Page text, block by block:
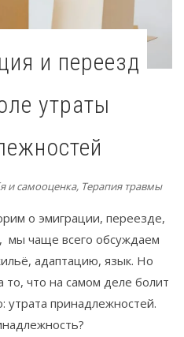
утраты
и самооценка, Терапия травмы
о эмиграции, переезде,
мы чаще всего обсуждаем
адаптацию, язык. Но
то, что на самом деле болит
утрата принадлежностей.